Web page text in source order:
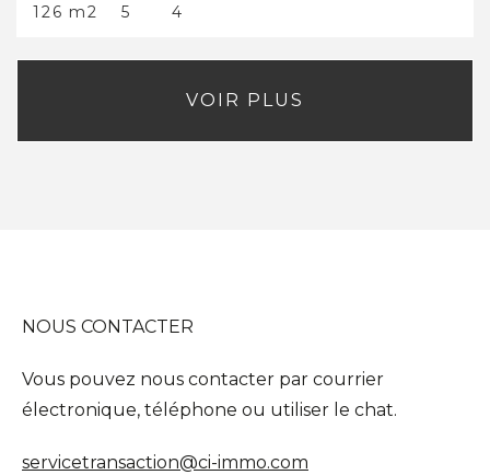
126 m2 5 4
VOIR PLUS
NOUS CONTACTER
Vous pouvez nous contacter par courrier
électronique, téléphone ou utiliser le chat.
servicetransaction@ci-immo.com